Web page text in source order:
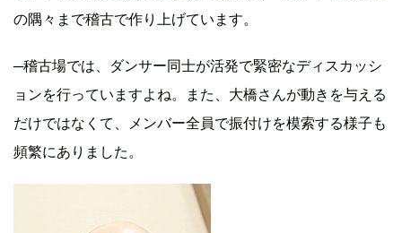
の隅々まで稽古で作り上げています。
─稽古場では、ダンサー同士が活発で緊密なディスカッシ
ョンを行っていますよね。また、大橋さんが動きを与える
だけではなくて、メンバー全員で振付けを模索する様子も
頻繁にありました。